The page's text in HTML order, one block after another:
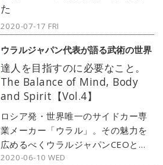
ただいた。
た
2020-07-17 FRI
達人を目指すのに必要なこと。
The Balance of Mind, Body
and Spirit【Vol.4】
ロシア発・世界唯一のサイドカー専
業メーカー「ウラル」。その魅力を
広めるべくウラルジャパンCEOとし
て活躍するブラド氏は、理想を実現
2020-06-10 WED
ウラルジャパン代表が語る武術の世界